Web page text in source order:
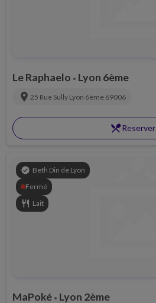
Le Raphaelo • Lyon 6ème
location_on 25 Rue Sully Lyon 6ème 69006
restaurant_menuReserver
verified Beth Din de Lyon
Fermé
restaurant Lait
MaPoké • Lyon 2ème